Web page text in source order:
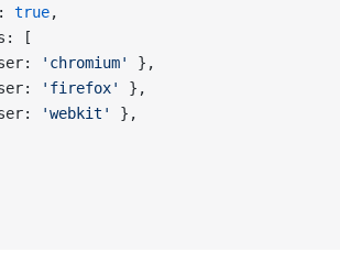
true,
[
'chromium'
},
'firefox'
},
'webkit'
},